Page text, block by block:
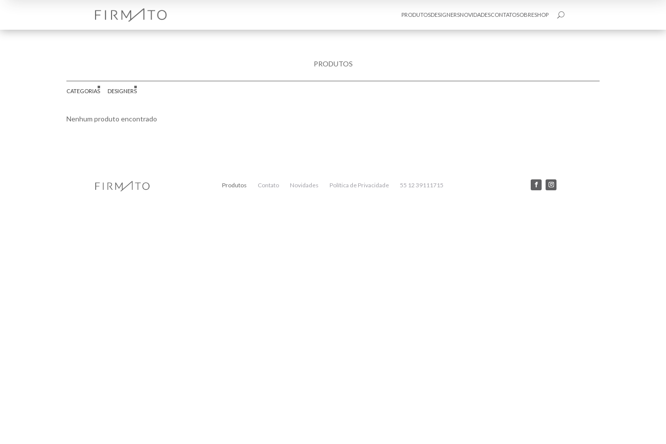
PRODUTOSDESIGNERSNOVIDADESCONTATOSOBRESHOP U
PRODUTOS
CATEGORIAS DESIGNERS
Nenhum produto encontrado
Produtos Contato Novidades Política de Privacidade 55 12 39111715